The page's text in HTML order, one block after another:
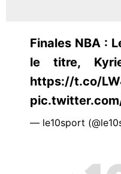
Finales NBA :
le titre,
https://t.co/
— le10sport